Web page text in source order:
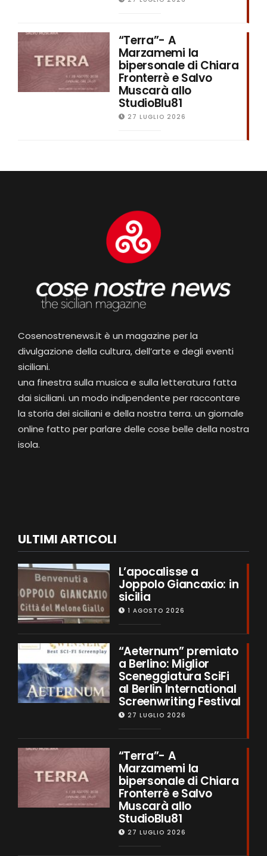
“Terra”- A
Marzamemi la
bipersonale di Chiara
Fronterrè e Salvo
Muscarà allo
StudioBlu81
27 LUGLIO 2026
Cosenostrenews.it è un magazine per la
divulgazione della cultura, dell’arte e degli eventi
siciliani.
una finestra sulla musica e sulla letteratura fatta
dai siciliani. un modo indipendente per raccontare
la storia dei siciliani e della nostra terra. un giornale
online fatto per parlare delle cose belle della nostra
isola.
ULTIMI ARTICOLI
L’apocalisse a
Joppolo Giancaxio: in
sicilia
1 AGOSTO 2026
“Aeternum” premiato
a Berlino: Miglior
Sceneggiatura SciFi
al Berlin International
Screenwriting Festival
27 LUGLIO 2026
“Terra”- A
Marzamemi la
bipersonale di Chiara
Fronterrè e Salvo
Muscarà allo
StudioBlu81
27 LUGLIO 2026